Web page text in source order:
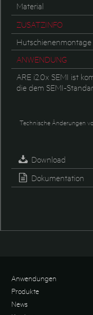
Material
ZUSATZINFO
Hutschienenmontage
ANWENDUNG
ARE i2.0x SEMI ist
die dem SEMI-
Technische Änderungen
Download
Dokumentation
Anwendungen
Produkte
News